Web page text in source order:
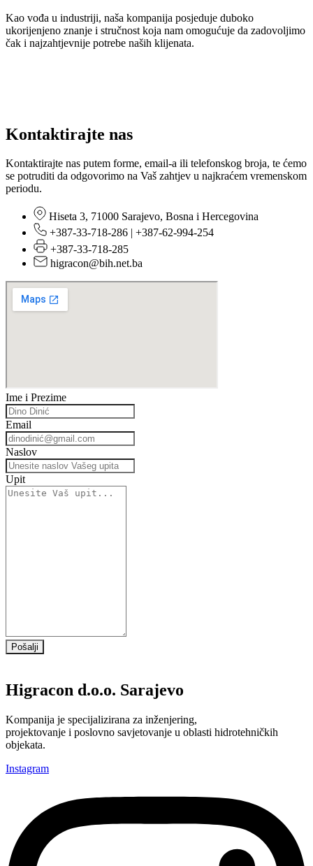
Kao vođa u industriji, naša kompanija posjeduje duboko
ukorijenjeno znanje i stručnost koja nam omogućuje da zadovoljimo
čak i najzahtjevnije potrebe naših klijenata.
Kontaktirajte nas
Kontaktirajte nas putem forme, email-a ili telefonskog broja, te ćemo
se potruditi da odgovorimo na Vaš zahtjev u najkraćem vremenskom
periodu.
Hiseta 3, 71000 Sarajevo, Bosna i Hercegovina
+387-33-718-286 | +387-62-994-254
+387-33-718-285
higracon@bih.net.ba
Ime i Prezime
Email
Naslov
Upit
Pošalji
Higracon d.o.o. Sarajevo
Kompanija je specijalizirana za inženjering,
projektovanje i poslovno savjetovanje u oblasti hidrotehničkih
objekata.
Instagram